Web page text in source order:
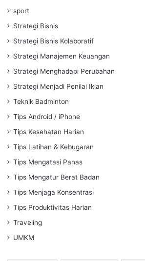
sport
Strategi Bisnis
Strategi Bisnis Kolaboratif
Strategi Manajemen Keuangan
Strategi Menghadapi Perubahan
Strategi Menjadi Penilai Iklan
Teknik Badminton
Tips Android / iPhone
Tips Kesehatan Harian
Tips Latihan & Kebugaran
Tips Mengatasi Panas
Tips Mengatur Berat Badan
Tips Menjaga Konsentrasi
Tips Produktivitas Harian
Traveling
UMKM